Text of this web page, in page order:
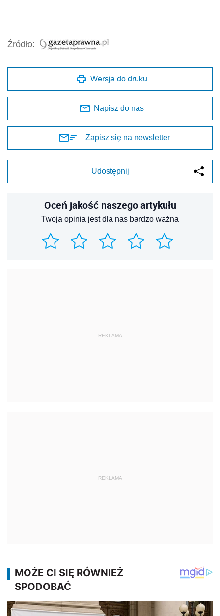
Źródło:
Wersja do druku
Napisz do nas
Zapisz się na newsletter
Udostępnij
Oceń jakość naszego artykułu
Twoja opinia jest dla nas bardzo ważna
REKLAMA
REKLAMA